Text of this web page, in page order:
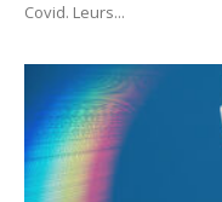
Covid. Leurs...